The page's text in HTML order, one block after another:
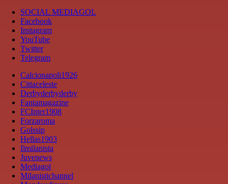
SOCIAL MEDIAGOL
Facebook
Instagram
YouTube
Twitter
Telegram
Calcionapoli1926
Cittaceleste
Derbyderbyderby
Fantamagazine
FCInter1908
Forzaroma
Golssip
Hellas1903
Ilmilanista
Juvenews
Mediagol
Milanistichannel